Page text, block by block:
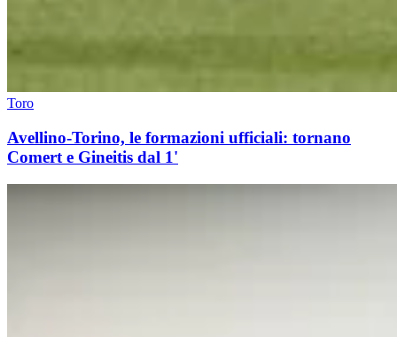
Toro
Avellino-Torino, le formazioni ufficiali: tornano
Comert e Gineitis dal 1'